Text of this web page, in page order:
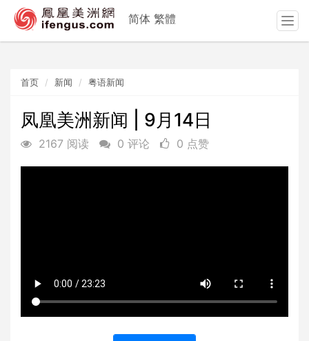
首页 新闻 粤语新闻
凤凰美洲新闻 | 9月14日
2167 阅读 0 评论 0 点赞
简体 繁體
T
o